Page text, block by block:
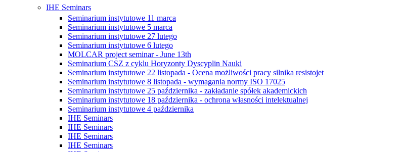
IHE Seminars
Seminarium instytutowe 11 marca
Seminarium instytutowe 5 marca
Seminarium instytutowe 27 lutego
Seminarium instytutowe 6 lutego
MOLCAR project seminar - June 13th
Seminarium CSZ z cyklu Horyzonty Dyscyplin Nauki
Seminarium instytutowe 22 listopada - Ocena możliwości pracy silnika resistojet
Seminarium instytutowe 8 listopada - wymagania normy ISO 17025
Seminarium instytutowe 25 października - zakładanie spółek akademickich
Seminarium instytutowe 18 października - ochrona własności intelektualnej
Seminarium instytutowe 4 października
IHE Seminars
IHE Seminars
IHE Seminars
IHE Seminars